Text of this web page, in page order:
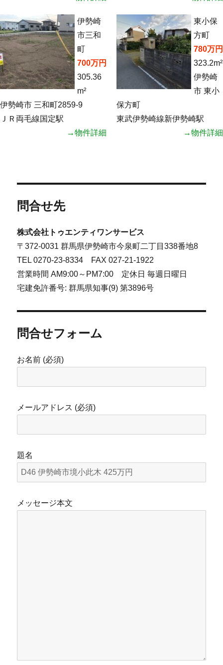
伊勢崎
市三和
町
700万円
305.36
m²
伊勢崎市 三和町2859-9
ＪＲ両毛線国定駅
→物件詳細
東小保
方町
780万円
323.2m²
伊勢崎
市 東小
保方町
東武伊勢崎線新伊勢崎駅
→物件詳細
問合せ先
株式会社トゥエンティワンサービス
〒372-0031 群馬県伊勢崎市今泉町二丁目338番地8
TEL 0270-23-8334 FAX 027-21-1922
営業時間 AM9:00～PM7:00 定休日 毎週日曜日
宅建免許番号: 群馬県知事(9) 第3896号
問合せフォーム
お名前 (必須)
メールアドレス (必須)
題名
メッセージ本文